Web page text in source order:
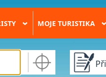
› MOJE TURISTIKA